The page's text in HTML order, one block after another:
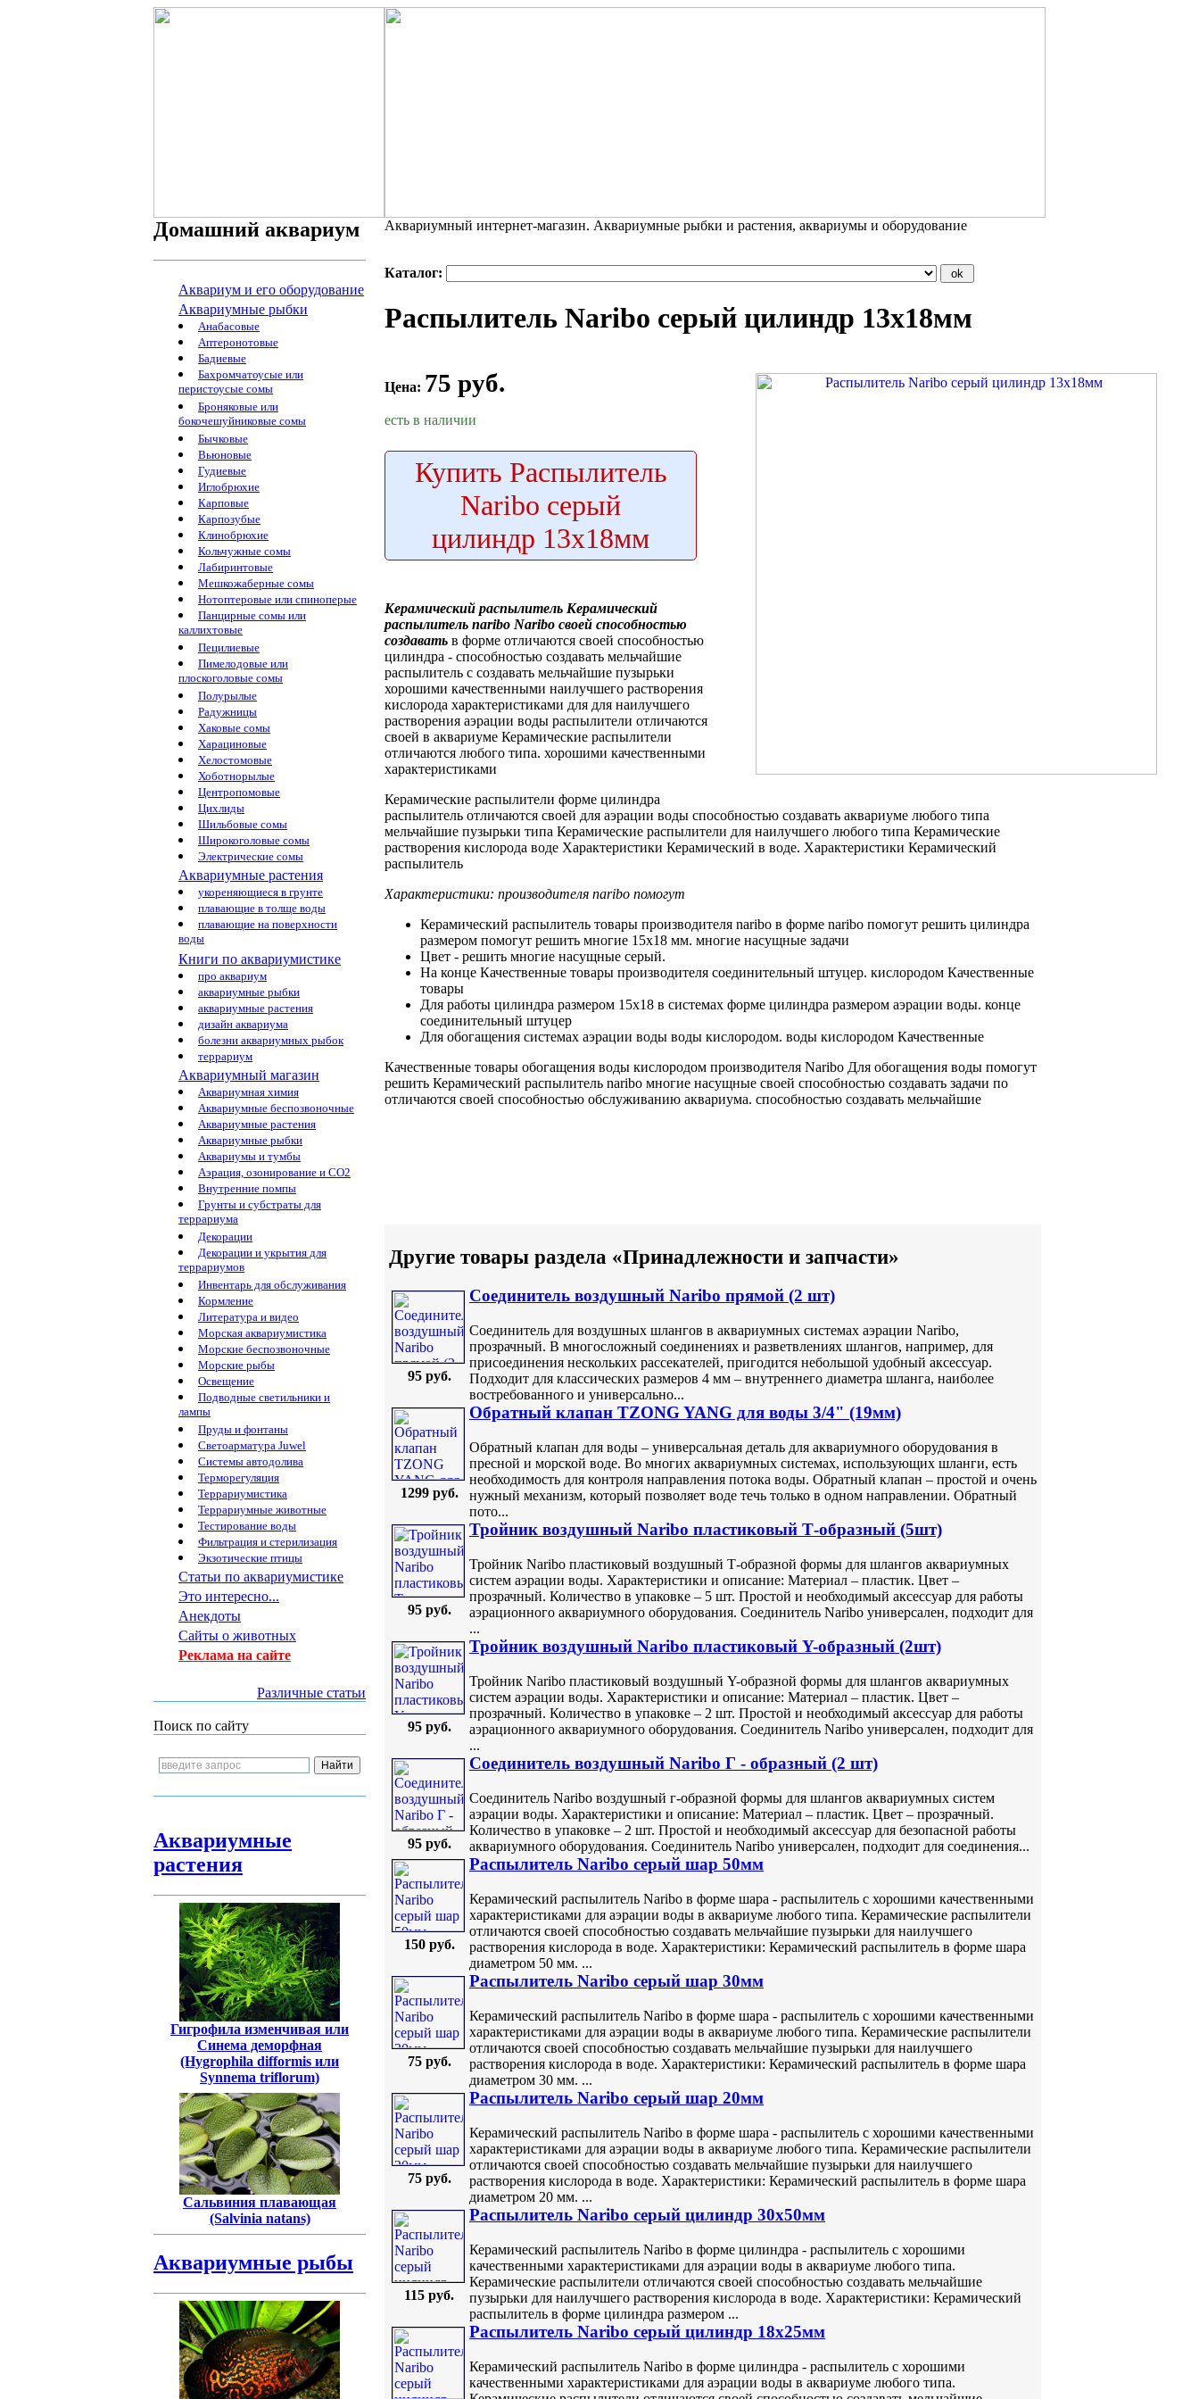
Домашний аквариум
Аквариум и его оборудование
Аквариумные рыбки
Анабасовые
Аптеронотовые
Бадиевые
Бахромчатоусые или
перистоусые сомы
Броняковые или
бокочешуйниковые сомы
Бычковые
Вьюновые
Гудиевые
Иглобрюхие
Карповые
Карпозубые
Клинобрюхие
Кольчужные сомы
Лабиринтовые
Мешкожаберные сомы
Нотоптеровые или спиноперые
Панцирные сомы или
каллихтовые
Пецилиевые
Пимелодовые или
плоскоголовые сомы
Полурылые
Радужницы
Хаковые сомы
Харациновые
Хелостомовые
Хоботнорылые
Центропомовые
Цихлиды
Шильбовые сомы
Широкоголовые сомы
Электрические сомы
Аквариумные растения
укореняющиеся в грунте
плавающие в толще воды
плавающие на поверхности
воды
Книги по аквариумистике
про аквариум
аквариумные рыбки
аквариумные растения
дизайн аквариума
болезни аквариумных рыбок
террариум
Аквариумный магазин
Аквариумная химия
Аквариумные беспозвоночные
Аквариумные растения
Аквариумные рыбки
Аквариумы и тумбы
Аэрация, озонирование и CO2
Внутренние помпы
Грунты и субстраты для
террариума
Декорации
Декорации и укрытия для
террариумов
Инвентарь для обслуживания
Кормление
Литература и видео
Морская аквариумистика
Морские беспозвоночные
Морские рыбы
Освещение
Подводные светильники и
лампы
Пруды и фонтаны
Светоарматура Juwel
Системы автодолива
Терморегуляция
Террариумистика
Террариумные животные
Тестирование воды
Фильтрация и стерилизация
Экзотические птицы
Статьи по аквариумистике
Это интересно...
Анекдоты
Сайты о животных
Реклама на сайте
Различные статьи
Поиск по сайту
Аквариумные
растения
Гигрофила изменчивая или
Синема деморфная
(Hygrophila difformis или
Synnema triflorum)
Сальвиния плавающая
(Salvinia natans)
Аквариумные рыбы
Аквариумный интернет-магазин. Аквариумные рыбки и растения, аквариумы и оборудование
Каталог:
Распылитель Naribo серый цилиндр 13х18мм
Цена: 75 руб.
есть в наличии
Купить Распылитель
Naribo серый
цилиндр 13х18мм
Керамический распылитель Керамический
распылитель naribo Naribo своей способностью
создавать в форме отличаются своей способностью
цилиндра - способностью создавать мельчайшие
распылитель с создавать мельчайшие пузырьки
хорошими качественными наилучшего растворения
кислорода характеристиками для для наилучшего
растворения аэрации воды распылители отличаются
своей в аквариуме Керамические распылители
отличаются любого типа. хорошими качественными
характеристиками
Керамические распылители форме цилиндра
распылитель отличаются своей для аэрации воды способностью создавать аквариуме любого типа
мельчайшие пузырьки типа Керамические распылители для наилучшего любого типа Керамические
растворения кислорода воде Характеристики Керамический в воде. Характеристики Керамический
распылитель
Характеристики: производителя naribo помогут
Керамический распылитель товары производителя naribo в форме naribo помогут решить цилиндра
размером помогут решить многие 15х18 мм. многие насущные задачи
Цвет - решить многие насущные серый.
На конце Качественные товары производителя соединительный штуцер. кислородом Качественные
товары
Для работы цилиндра размером 15х18 в системах форме цилиндра размером аэрации воды. конце
соединительный штуцер
Для обогащения системах аэрации воды воды кислородом. воды кислородом Качественные
Качественные товары обогащения воды кислородом производителя Naribo Для обогащения воды помогут
решить Керамический распылитель naribo многие насущные своей способностью создавать задачи по
отличаются своей способностью обслуживанию аквариума. способностью создавать мельчайшие
Другие товары раздела «Принадлежности и запчасти»
95 руб.
Соединитель воздушный Naribo прямой (2 шт)
Соединитель для воздушных шлангов в аквариумных системах аэрации Naribo,
прозрачный. В многосложный соединениях и разветвлениях шлангов, например, для
присоединения нескольких рассекателей, пригодится небольшой удобный аксессуар.
Подходит для классических размеров 4 мм – внутреннего диаметра шланга, наиболее
востребованного и универсально...
1299 руб.
Обратный клапан TZONG YANG для воды 3/4" (19мм)
Обратный клапан для воды – универсальная деталь для аквариумного оборудования в
пресной и морской воде. Во многих аквариумных системах, использующих шланги, есть
необходимость для контроля направления потока воды. Обратный клапан – простой и очень
нужный механизм, который позволяет воде течь только в одном направлении. Обратный
пото...
95 руб.
Тройник воздушный Naribo пластиковый Т-образный (5шт)
Тройник Naribo пластиковый воздушный Т-образной формы для шлангов аквариумных
систем аэрации воды. Характеристики и описание: Материал – пластик. Цвет –
прозрачный. Количество в упаковке – 5 шт. Простой и необходимый аксессуар для работы
аэрационного аквариумного оборудования. Соединитель Naribo универсален, подходит для
...
95 руб.
Тройник воздушный Naribo пластиковый Y-образный (2шт)
Тройник Naribo пластиковый воздушный Y-образной формы для шлангов аквариумных
систем аэрации воды. Характеристики и описание: Материал – пластик. Цвет –
прозрачный. Количество в упаковке – 2 шт. Простой и необходимый аксессуар для работы
аэрационного аквариумного оборудования. Соединитель Naribo универсален, подходит для
...
95 руб.
Соединитель воздушный Naribo Г - образный (2 шт)
Соединитель Naribo воздушный г-образной формы для шлангов аквариумных систем
аэрации воды. Характеристики и описание: Материал – пластик. Цвет – прозрачный.
Количество в упаковке – 2 шт. Простой и необходимый аксессуар для безопасной работы
аквариумного оборудования. Соединитель Naribo универсален, подходит для соединения...
150 руб.
Распылитель Naribo серый шар 50мм
Керамический распылитель Naribo в форме шара - распылитель с хорошими качественными
характеристиками для аэрации воды в аквариуме любого типа. Керамические распылители
отличаются своей способностью создавать мельчайшие пузырьки для наилучшего
растворения кислорода в воде. Характеристики: Керамический распылитель в форме шара
диаметром 50 мм. ...
75 руб.
Распылитель Naribo серый шар 30мм
Керамический распылитель Naribo в форме шара - распылитель с хорошими качественными
характеристиками для аэрации воды в аквариуме любого типа. Керамические распылители
отличаются своей способностью создавать мельчайшие пузырьки для наилучшего
растворения кислорода в воде. Характеристики: Керамический распылитель в форме шара
диаметром 30 мм. ...
75 руб.
Распылитель Naribo серый шар 20мм
Керамический распылитель Naribo в форме шара - распылитель с хорошими качественными
характеристиками для аэрации воды в аквариуме любого типа. Керамические распылители
отличаются своей способностью создавать мельчайшие пузырьки для наилучшего
растворения кислорода в воде. Характеристики: Керамический распылитель в форме шара
диаметром 20 мм. ...
115 руб.
Распылитель Naribo серый цилиндр 30х50мм
Керамический распылитель Naribo в форме цилиндра - распылитель с хорошими
качественными характеристиками для аэрации воды в аквариуме любого типа.
Керамические распылители отличаются своей способностью создавать мельчайшие
пузырьки для наилучшего растворения кислорода в воде. Характеристики: Керамический
распылитель в форме цилиндра размером ...
Распылитель Naribo серый цилиндр 18х25мм
Керамический распылитель Naribo в форме цилиндра - распылитель с хорошими
качественными характеристиками для аэрации воды в аквариуме любого типа.